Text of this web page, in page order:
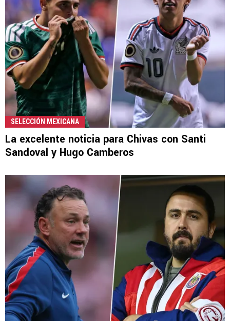
SELECCIÓN MEXICANA
La excelente noticia para Chivas con Santi
Sandoval y Hugo Camberos